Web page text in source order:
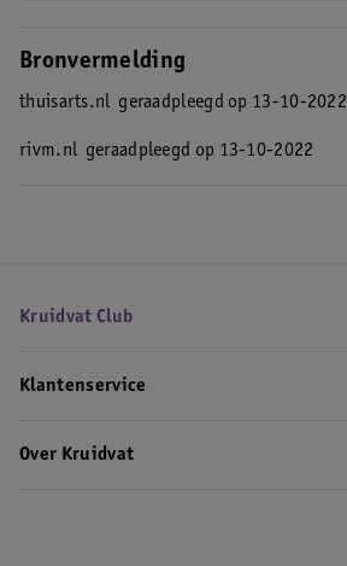
Bronvermelding
thuisarts.nl geraadpleegd op 13-10-2022
rivm.nl geraadpleegd op 13-10-2022
Kruidvat Club
Klantenservice
Over Kruidvat